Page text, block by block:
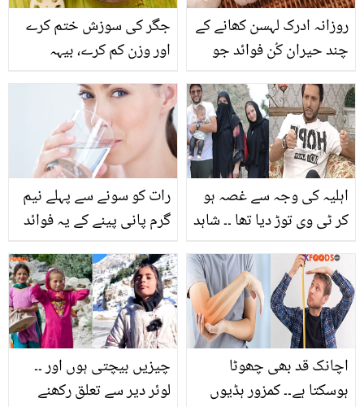
جگر کی سوزش ختم کرے
اور وزن کم کرے، بیہہ
والی ایسی سبزی جس کو
کھاتے سب مگر جانتے کم
لوگ ہیں
روزانہ ادرک لہسن کھانے کے
چند حیران کُن فوائد جو
ہیں
رات کو سونے سے پہلے نیم
گرم پانی پینے کے یہ فوائد
اہلیہ کی وجہ سے غصہ ہو
کر ٹی وی توڑ دیا تھا ۔۔ شاہد
ڈرامیں دیکھنے سے منع
کرتے ہیں؟ دیکھیے
چیزیں بیچتی ہوں اور ۔۔
لوئر دیر سے تعلق رکھنے
اچانک قد بھی چھوٹا
ہوسکتا ہے۔۔ کمزور ہڈیوں